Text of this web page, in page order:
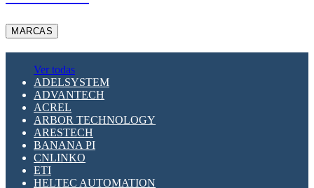
MARCAS
Ver todas
ADELSYSTEM
ADVANTECH
ACREL
ARBOR TECHNOLOGY
ARESTECH
BANANA PI
CNLINKO
ETI
HELTEC AUTOMATION